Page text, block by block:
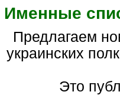
Именные
Предлагаем новую книгу "Именные списки казаков
украинских
Это